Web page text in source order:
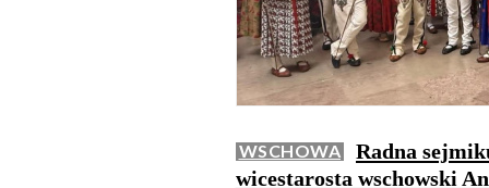
WSCHOWA
Radna
wicestarosta wschowski